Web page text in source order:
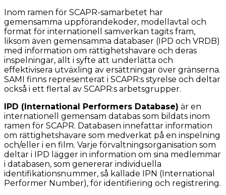
Inom ramen för SCAPR-samarbetet har
gemensamma uppförandekoder, modellavtal och
format för internationell samverkan tagits fram,
liksom även gemensamma databaser (IPD och VRDB)
med information om rättighetshavare och deras
inspelningar, allt i syfte att underlätta och
effektivisera utväxling av ersättningar över gränserna.
SAMI finns representerat i SCAPR:s styrelse och deltar
också i ett flertal av SCAPR:s arbetsgrupper.
IPD (International Performers Database) är en
internationell gemensam databas som bildats inom
ramen för SCAPR. Databasen innefattar information
om rättighetshavare som medverkat på en inspelning
och/eller i en film. Varje förvaltningsorganisation som
deltar i IPD lägger in information om sina medlemmar
i databasen, som genererar individuella
identifikationsnummer, så kallade IPN (International
Performer Number), för identifiering och registrering.